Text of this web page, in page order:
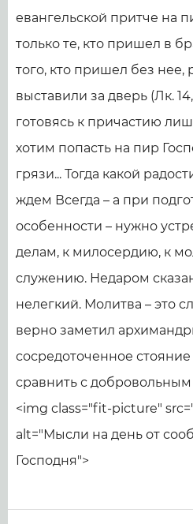
евангельской притче на
только те, кто пришел в
того, кто пришел без нее,
выставили за дверь (Лк.
готовясь к причастию
хотим попасть на пир
грязи... Тогда какой
ждем Всегда – а при
особенности – нужно
делам, к милосердию, к
служению. Недаром
нелегкий. Молитва – это
верно заметил
сосредоточенное
сравнить с
<img class="fit-picture"
alt="Мысли на день от
Господня">